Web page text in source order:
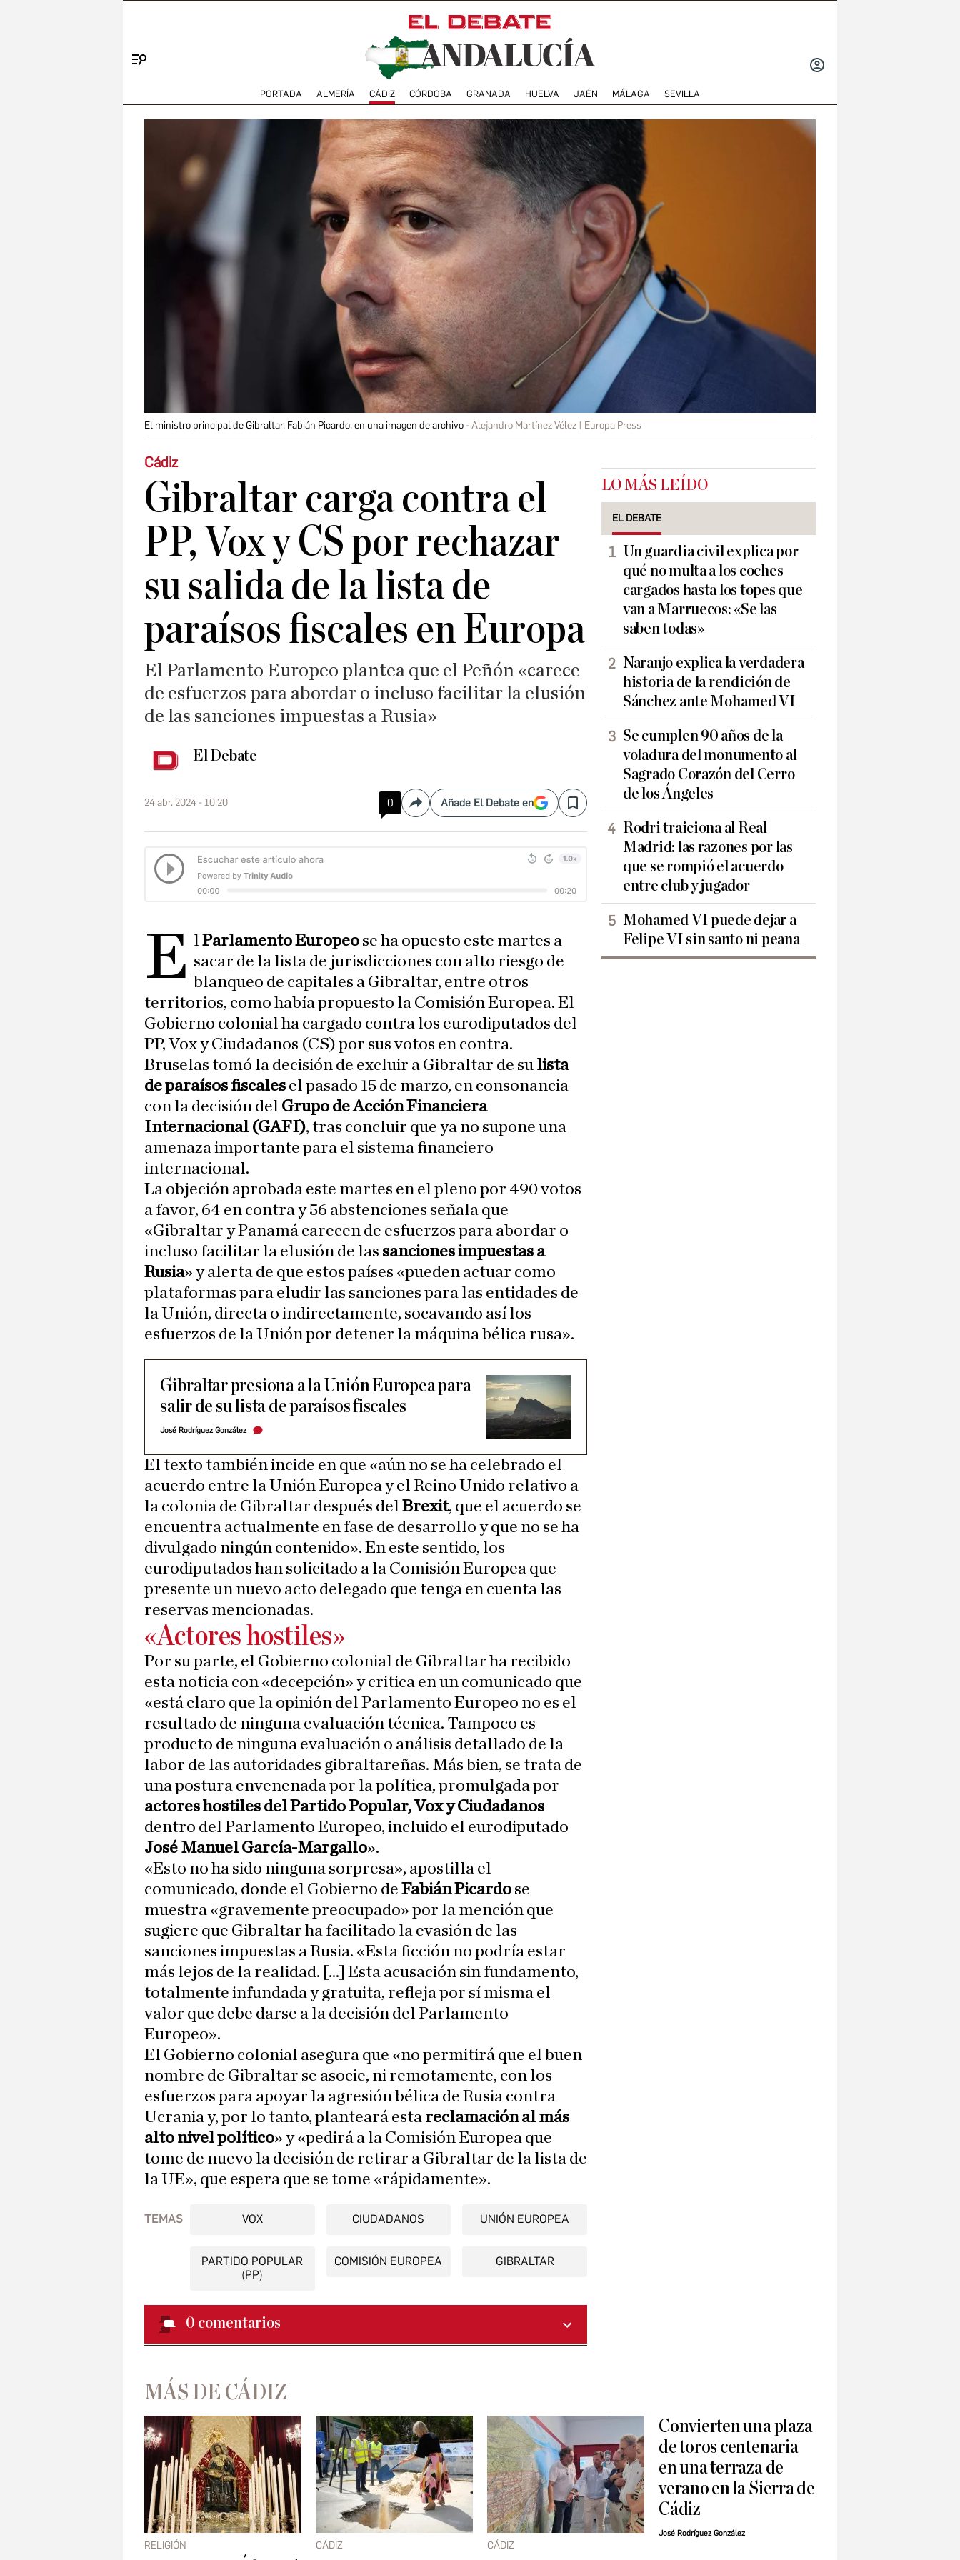
PORTADA ALMERÍA CÁDIZ CÓRDOBA GRANADA HUELVA JAÉN MÁLAGA SEVILLA
El ministro principal de Gibraltar, Fabián Picardo, en una imagen de archivo Alejandro Martínez Vélez | Europa Press
Cádiz
Gibraltar carga contra el
PP, Vox y CS por rechazar
su salida de la lista de
paraísos fiscales en Europa
El Parlamento Europeo plantea que el Peñón «carece
de esfuerzos para abordar o incluso facilitar la elusión
de las sanciones impuestas a Rusia»
El Debate
24 abr. 2024 - 10:20 0 CompartirAñade El Debate en Save
E lParlamento Europeo se ha opuesto este martes a
sacar de la lista de jurisdicciones con alto riesgo de
blanqueo de capitales a Gibraltar, entre otros
territorios, como había propuesto la Comisión Europea. El
Gobierno colonial ha cargado contra los eurodiputados del
PP, Vox y Ciudadanos (CS) por sus votos en contra.
Bruselas tomó la decisión de excluir a Gibraltar de su lista
de paraísos fiscales el pasado 15 de marzo, en consonancia
con la decisión del Grupo de Acción Financiera
Internacional (GAFI), tras concluir que ya no supone una
amenaza importante para el sistema financiero
internacional.
La objeción aprobada este martes en el pleno por 490 votos
a favor, 64 en contra y 56 abstenciones señala que
«Gibraltar y Panamá carecen de esfuerzos para abordar o
incluso facilitar la elusión de las sanciones impuestas a
Rusia» y alerta de que estos países «pueden actuar como
plataformas para eludir las sanciones para las entidades de
la Unión, directa o indirectamente, socavando así los
esfuerzos de la Unión por detener la máquina bélica rusa».
Gibraltar presiona a la Unión Europea para
salir de su lista de paraísos fiscales
José Rodríguez González
El texto también incide en que «aún no se ha celebrado el
acuerdo entre la Unión Europea y el Reino Unido relativo a
la colonia de Gibraltar después del Brexit, que el acuerdo se
encuentra actualmente en fase de desarrollo y que no se ha
divulgado ningún contenido». En este sentido, los
eurodiputados han solicitado a la Comisión Europea que
presente un nuevo acto delegado que tenga en cuenta las
reservas mencionadas.
«Actores hostiles»
Por su parte, el Gobierno colonial de Gibraltar ha recibido
esta noticia con «decepción» y critica en un comunicado que
«está claro que la opinión del Parlamento Europeo no es el
resultado de ninguna evaluación técnica. Tampoco es
producto de ninguna evaluación o análisis detallado de la
labor de las autoridades gibraltareñas. Más bien, se trata de
una postura envenenada por la política, promulgada por
actores hostiles del Partido Popular, Vox y Ciudadanos
dentro del Parlamento Europeo, incluido el eurodiputado
José Manuel García-Margallo».
«Esto no ha sido ninguna sorpresa», apostilla el
comunicado, donde el Gobierno de Fabián Picardo se
muestra «gravemente preocupado» por la mención que
sugiere que Gibraltar ha facilitado la evasión de las
sanciones impuestas a Rusia. «Esta ficción no podría estar
más lejos de la realidad. [...] Esta acusación sin fundamento,
totalmente infundada y gratuita, refleja por sí misma el
valor que debe darse a la decisión del Parlamento
Europeo».
El Gobierno colonial asegura que «no permitirá que el buen
nombre de Gibraltar se asocie, ni remotamente, con los
esfuerzos para apoyar la agresión bélica de Rusia contra
Ucrania y, por lo tanto, planteará esta reclamación al más
alto nivel político» y «pedirá a la Comisión Europea que
tome de nuevo la decisión de retirar a Gibraltar de la lista de
la UE», que espera que se tome «rápidamente».
TEMAS VOX CIUDADANOS UNIÓN EUROPEA
PARTIDO POPULAR
(PP)
COMISIÓN EUROPEA GIBRALTAR
0 comentarios
LO MÁS LEÍDO
EL DEBATE
Un guardia civil explica por
qué no multa a los coches
cargados hasta los topes que
van a Marruecos: «Se las
saben todas»
Naranjo explica la verdadera
historia de la rendición de
Sánchez ante Mohamed VI
Se cumplen 90 años de la
voladura del monumento al
Sagrado Corazón del Cerro
de los Ángeles
Rodri traiciona al Real
Madrid: las razones por las
que se rompió el acuerdo
entre club y jugador
Mohamed VI puede dejar a
Felipe VI sin santo ni peana
MÁS DE CÁDIZ
RELIGIÓN CÁDIZ CÁDIZ
Convierten una plaza
de toros centenaria
en una terraza de
verano en la Sierra de
Cádiz
José Rodríguez González